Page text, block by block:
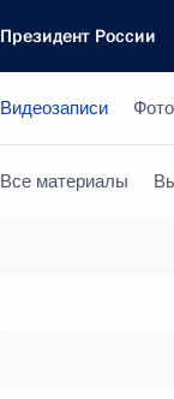
Президент России
Видеозаписи
Все материалы